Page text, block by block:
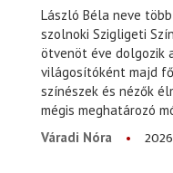
László Béla neve
szolnoki Szigligeti
ötvenöt éve dolgozik
világosítóként majd
színészek és nézők
mégis meghatározó
Váradi Nóra